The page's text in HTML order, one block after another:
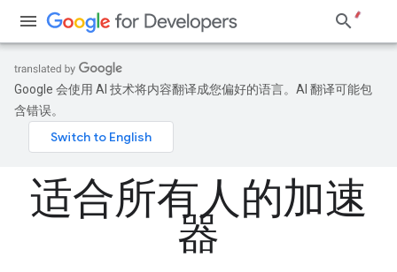
Google 会使用 AI 技术将内容翻译成您偏好的语言。AI 翻译可能包
含错误。
适合所有人的加速
器